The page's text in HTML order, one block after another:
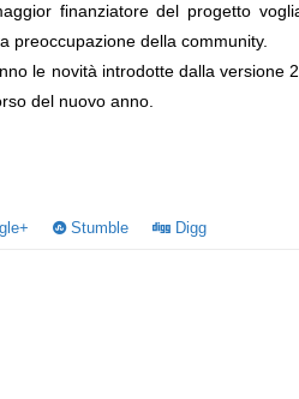
finanziatore del progetto
preoccupazione della community.
le novità introdotte dalla versione
del nuovo anno.
Stumble Digg